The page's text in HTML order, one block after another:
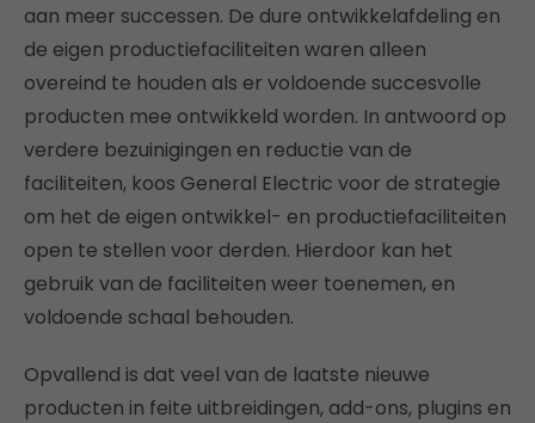
aan meer successen. De dure ontwikkelafdeling en
de eigen productiefaciliteiten waren alleen
overeind te houden als er voldoende succesvolle
producten mee ontwikkeld worden. In antwoord op
verdere bezuinigingen en reductie van de
faciliteiten, koos General Electric voor de strategie
om het de eigen ontwikkel- en productiefaciliteiten
open te stellen voor derden. Hierdoor kan het
gebruik van de faciliteiten weer toenemen, en
voldoende schaal behouden.
Opvallend is dat veel van de laatste nieuwe
producten in feite uitbreidingen, add-ons, plugins en